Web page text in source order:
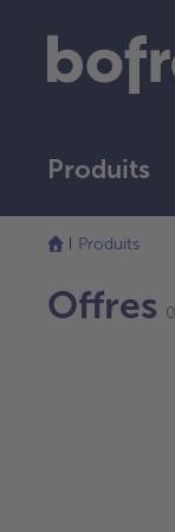
Produits
Produits
Offres